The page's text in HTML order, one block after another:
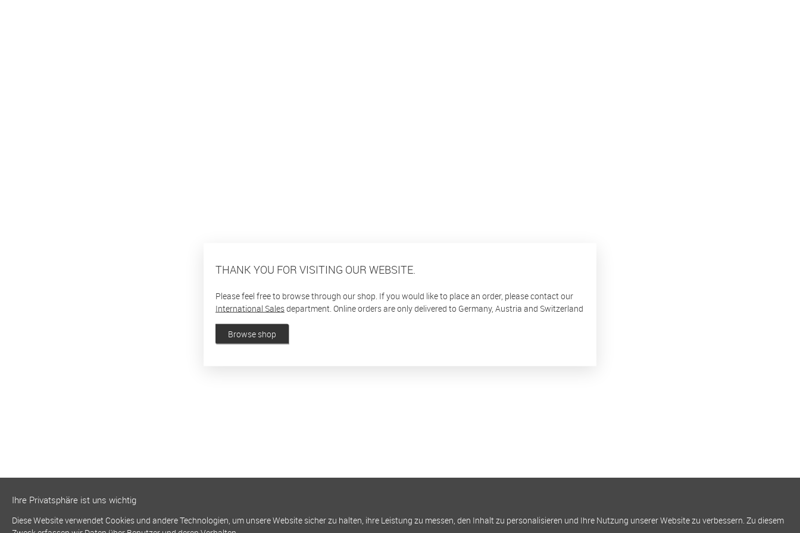
THANK YOU FOR VISITING OUR WEBSITE.
Please feel free to browse through our shop. If you would like to place an order, please contact our
International Salesdepartment. Online orders are only delivered to Germany, Austria and Switzerland
Browse shop
Ihre Privatsphäre ist uns wichtig
Diese Website verwendet Cookies und andere Technologien, um unsere Website sicher zu halten, ihre Leistung zu messen, den Inhalt zu personalisieren und Ihre Nutzung unserer Website zu verbessern. Zu diesem